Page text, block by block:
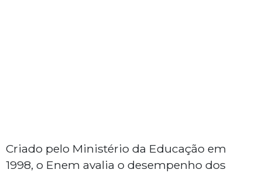
Criado pelo Ministério da Educação em
1998, o Enem avalia o desempenho dos